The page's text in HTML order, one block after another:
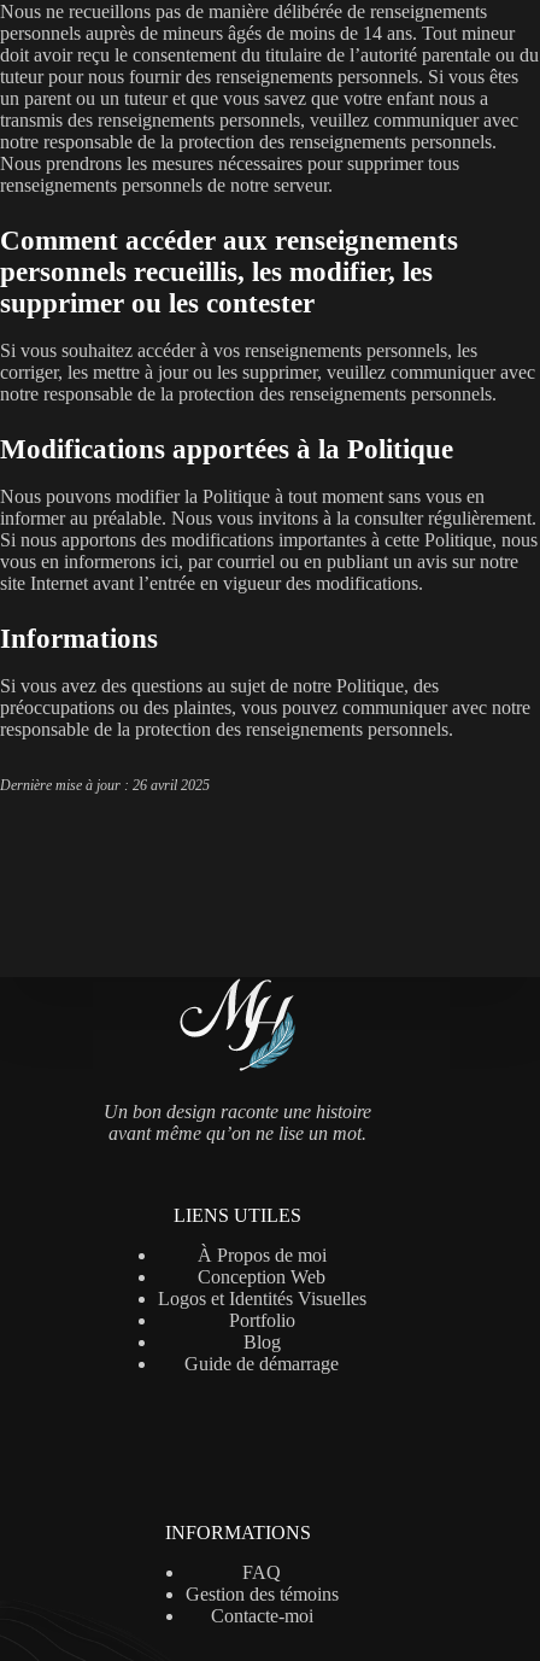
Nous ne recueillons pas de manière délibérée de renseignements
personnels auprès de mineurs âgés de moins de 14 ans. Tout mineur
doit avoir reçu le consentement du titulaire de l’autorité parentale ou du
tuteur pour nous fournir des renseignements personnels. Si vous êtes
un parent ou un tuteur et que vous savez que votre enfant nous a
transmis des renseignements personnels, veuillez communiquer avec
notre responsable de la protection des renseignements personnels.
Nous prendrons les mesures nécessaires pour supprimer tous
renseignements personnels de notre serveur.
Comment accéder aux renseignements
personnels recueillis, les modifier, les
supprimer ou les contester
Si vous souhaitez accéder à vos renseignements personnels, les
corriger, les mettre à jour ou les supprimer, veuillez communiquer avec
notre responsable de la protection des renseignements personnels.
Modifications apportées à la Politique
Nous pouvons modifier la Politique à tout moment sans vous en
informer au préalable. Nous vous invitons à la consulter régulièrement.
Si nous apportons des modifications importantes à cette Politique, nous
vous en informerons ici, par courriel ou en publiant un avis sur notre
site Internet avant l’entrée en vigueur des modifications.
Informations
Si vous avez des questions au sujet de notre Politique, des
préoccupations ou des plaintes, vous pouvez communiquer avec notre
responsable de la protection des renseignements personnels.
Dernière mise à jour : 26 avril 2025
Un bon design raconte une histoire
avant même qu’on ne lise un mot.
LIENS UTILES
À Propos de moi
Conception Web
Logos et Identités Visuelles
Portfolio
Blog
Guide de démarrage
INFORMATIONS
FAQ
Gestion des témoins
Contacte-moi